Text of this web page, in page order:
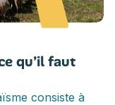
qu’il faut
consiste à